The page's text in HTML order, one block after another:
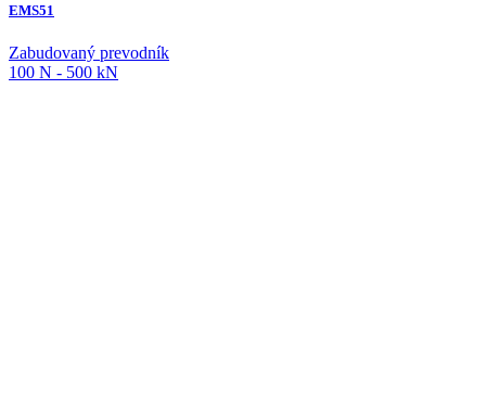
EMS51
Zabudovaný prevodník
100 N - 500 kN